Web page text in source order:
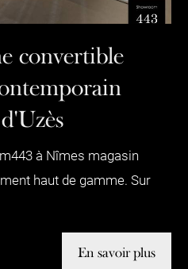
convertible
à Nîmes magasin
haut de gamme. Sur
En savoir plus